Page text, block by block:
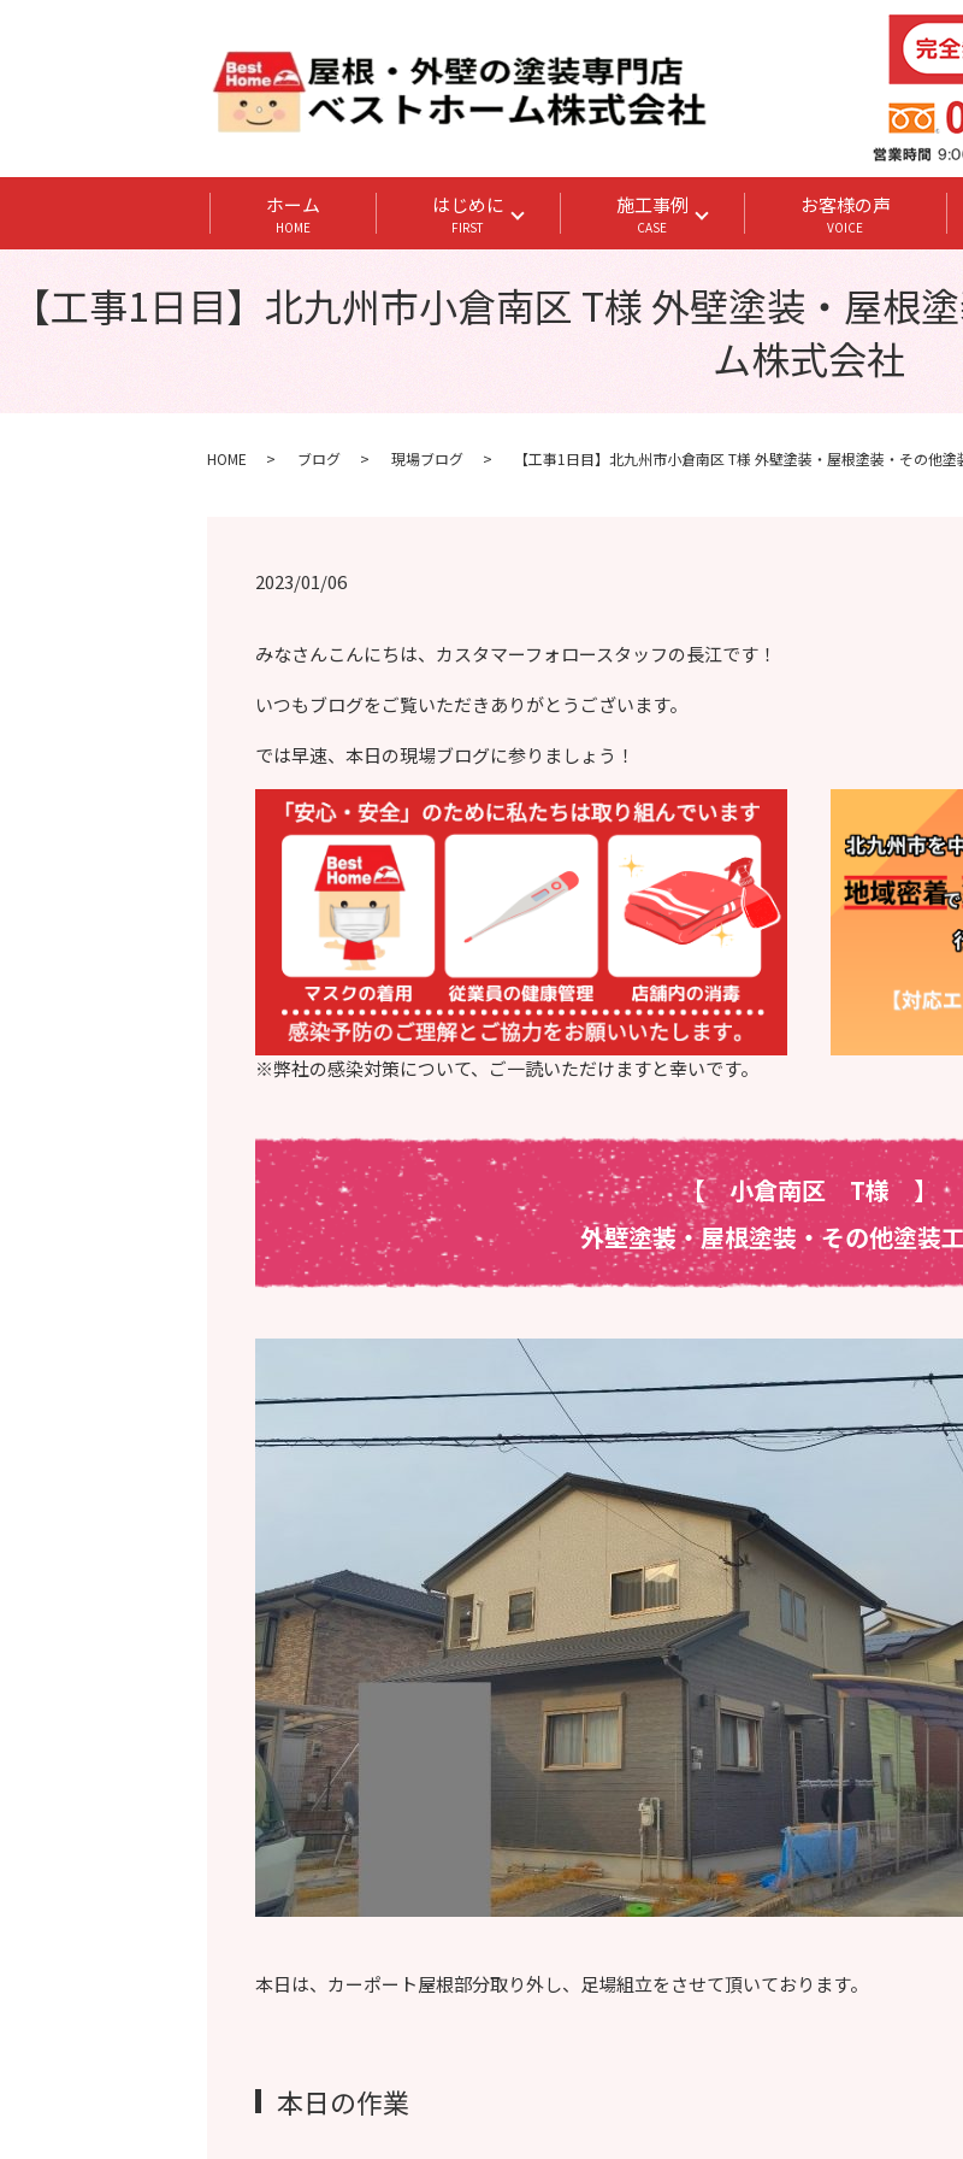
ホーム
HOME
はじめに
FIRST
施工事例
CASE
お客様の声
VOICE
【工事1日目】北九州市小倉南区 T様 外壁塗装・屋根
ム株式会社
HOME ブログ 現場ブログ 【工事1日目】北九州市小倉南区 T様 外壁塗装・屋根塗装・その他
2023/01/06
みなさんこんにちは、カスタマーフォロースタッフの長江です！
いつもブログをご覧いただきありがとうございます。
では早速、本日の現場ブログに参りましょう！
※弊社の感染対策について、ご一読いただけますと幸いです。
【 小倉南区 T様】
外壁塗装・屋根塗装・その他塗装
本日は、カーポート屋根部分取り外し、足場組立をさせて頂いております。
本日の作業